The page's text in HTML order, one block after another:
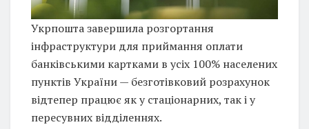
Укрпошта завершила розгортання
інфраструктури для приймання оплати
банківськими картками в усіх 100% населених
пунктів України — безготівковий розрахунок
відтепер працює як у стаціонарних, так і у
пересувних відділеннях.